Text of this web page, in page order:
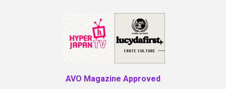
AVO Magazine Approved